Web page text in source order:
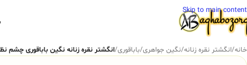
Skip to main content
خانه/انگشتر نقره زنانه/نگین جواهری/باباقوری/انگشتر نقره زنانه نگین باباقوری چشم نظر عیار 925 یک چشم و